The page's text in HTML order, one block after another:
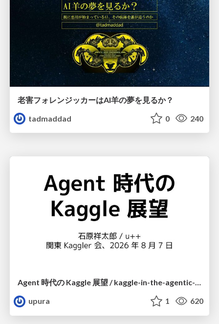
老害フォレンジッカーはAI羊の夢を見るか？
tadmaddad
0 240
Agent 時代の Kaggle 展望 / kaggle-in-the-agentic-era
upura
1 620